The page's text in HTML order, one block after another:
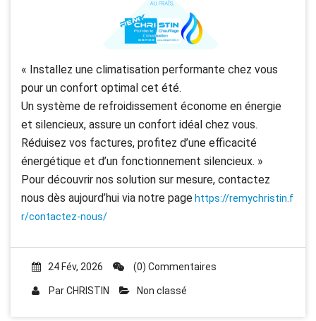
« Installez une climatisation performante chez vous
pour un confort optimal cet été.
Un système de refroidissement économe en énergie
et silencieux, assure un confort idéal chez vous.
Réduisez vos factures, profitez d’une efficacité
énergétique et d’un fonctionnement silencieux. »
Pour découvrir nos solution sur mesure, contactez
nous dès aujourd’hui via notre page https://remychristin.f
r/contactez-nous/
24 Fév, 2026 (0) Commentaires
ParCHRISTIN Non classé